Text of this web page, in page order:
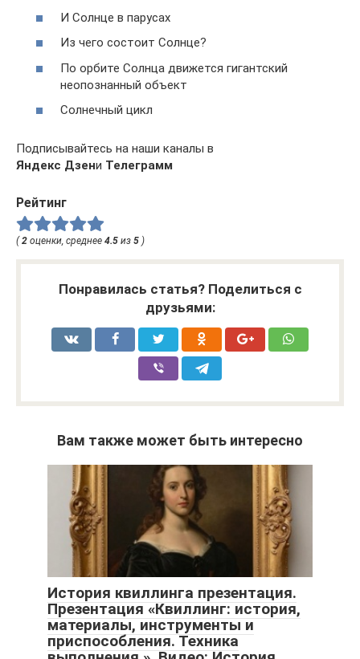
И Солнце в парусах
Из чего состоит Солнце?
По орбите Солнца движется гигантский
неопознанный объект
Солнечный цикл
Подписывайтесь на наши каналы в
Яндекс Дзени Телеграмм
Рейтинг
(2 оценки, среднее 4.5 из 5 )
Понравилась статья? Поделиться с
друзьями:
Вам также может быть интересно
История квиллинга презентация.
Презентация «Квиллинг: история,
материалы, инструменты и
приспособления. Техника